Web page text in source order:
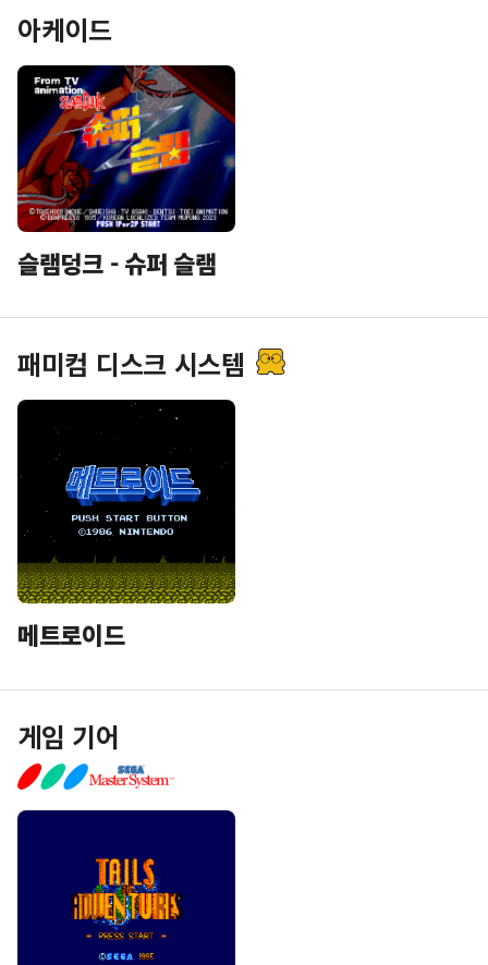
아케이드
슬램덩크 - 슈퍼 슬램
패미컴 디스크 시스템
메트로이드
게임 기어